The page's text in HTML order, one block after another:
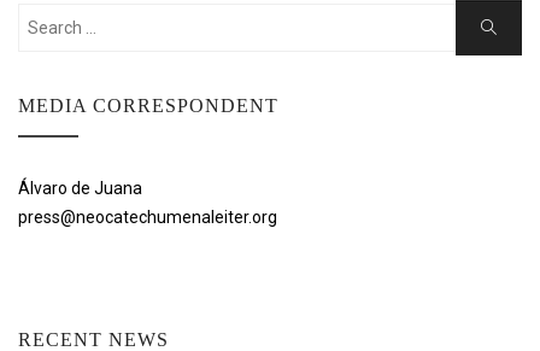
Search
Search
MEDIA CORRESPONDENT
Álvaro de Juana
press@neocatechumenaleiter.org
RECENT NEWS